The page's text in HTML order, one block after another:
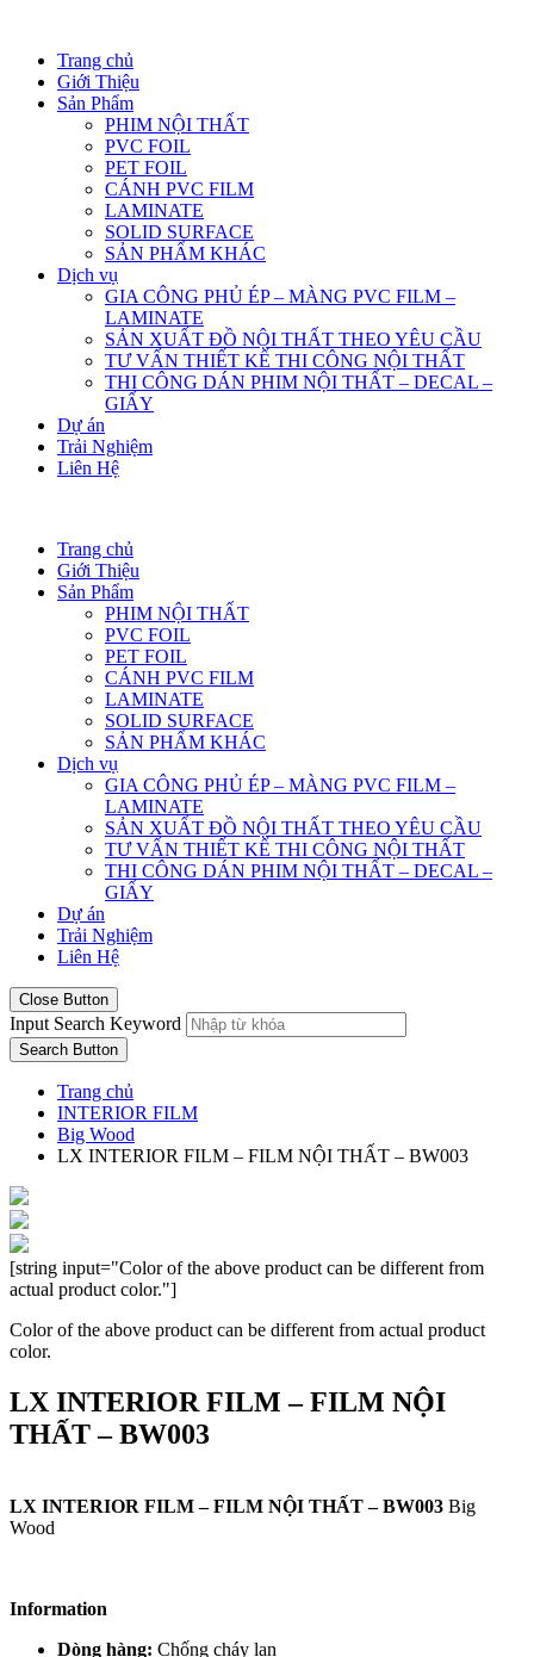
Trang chủ
Giới Thiệu
Sản Phẩm
PHIM NỘI THẤT
PVC FOIL
PET FOIL
CÁNH PVC FILM
LAMINATE
SOLID SURFACE
SẢN PHẨM KHÁC
Dịch vụ
GIA CÔNG PHỦ ÉP – MÀNG PVC FILM –
LAMINATE
SẢN XUẤT ĐỒ NỘI THẤT THEO YÊU CẦU
TƯ VẤN THIẾT KẾ THI CÔNG NỘI THẤT
THI CÔNG DÁN PHIM NỘI THẤT – DECAL –
GIẤY
Dự án
Trải Nghiệm
Liên Hệ
Trang chủ
Giới Thiệu
Sản Phẩm
PHIM NỘI THẤT
PVC FOIL
PET FOIL
CÁNH PVC FILM
LAMINATE
SOLID SURFACE
SẢN PHẨM KHÁC
Dịch vụ
GIA CÔNG PHỦ ÉP – MÀNG PVC FILM –
LAMINATE
SẢN XUẤT ĐỒ NỘI THẤT THEO YÊU CẦU
TƯ VẤN THIẾT KẾ THI CÔNG NỘI THẤT
THI CÔNG DÁN PHIM NỘI THẤT – DECAL –
GIẤY
Dự án
Trải Nghiệm
Liên Hệ
Close Button
Input Search Keyword
Search Button
Trang chủ
INTERIOR FILM
Big Wood
LX INTERIOR FILM – FILM NỘI THẤT – BW003
[string input="Color of the above product can be different from
actual product color."]
Color of the above product can be different from actual product
color.
LX INTERIOR FILM – FILM NỘI
THẤT – BW003
LX INTERIOR FILM – FILM NỘI THẤT – BW003 Big
Wood
Information
Dòng hàng: Chống cháy lan